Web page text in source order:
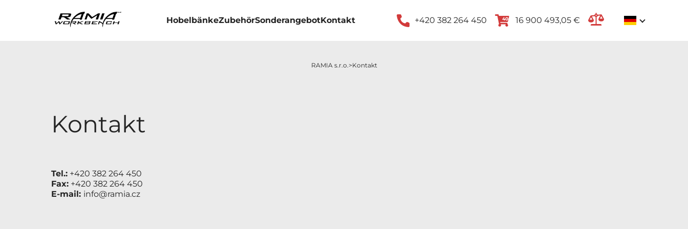
HobelbänkeZubehörSonderangebotKontakt +420 382 264 450 16 900 493,05 €
40
RAMIA s.r.o. Kontakt
Kontakt
Tel.: +420 382 264 450
Fax: +420 382 264 450
E-mail: info@ramia.cz